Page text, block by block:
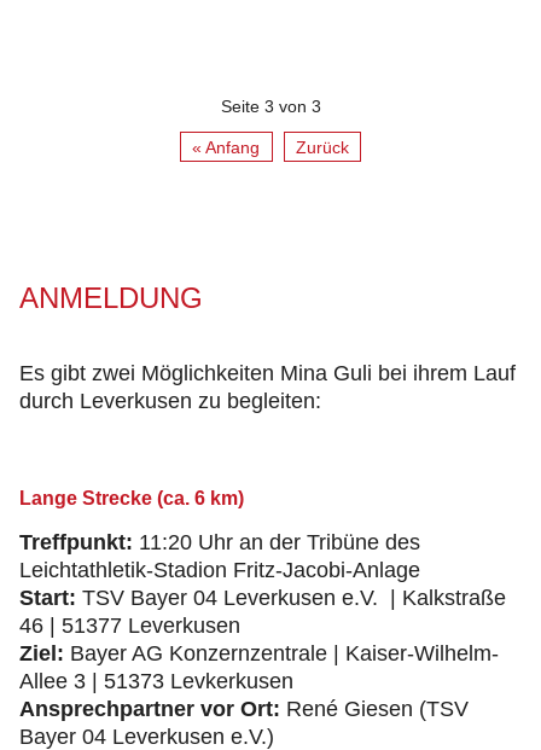
Seite 3 von 3
« Anfang Zurück
ANMELDUNG
Es gibt zwei Möglichkeiten Mina Guli bei ihrem Lauf
durch Leverkusen zu begleiten:
Lange Strecke (ca. 6 km)
Treffpunkt: 11:20 Uhr an der Tribüne des
Leichtathletik-Stadion Fritz-Jacobi-Anlage
Start: TSV Bayer 04 Leverkusen e.V. | Kalkstraße
46 | 51377 Leverkusen
Ziel: Bayer AG Konzernzentrale | Kaiser-Wilhelm-
Allee 3 | 51373 Levkerkusen
Ansprechpartner vor Ort: René Giesen (TSV
Bayer 04 Leverkusen e.V.)